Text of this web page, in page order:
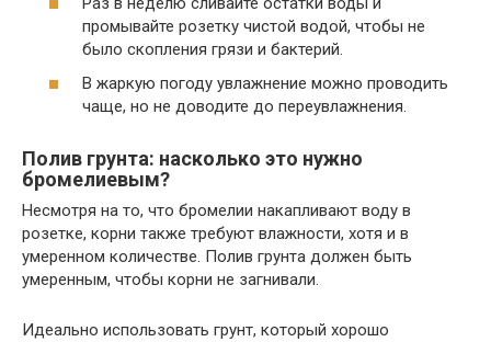
промывайте розетку чистой водой, чтобы не
было скопления грязи и бактерий.
В жаркую погоду увлажнение можно проводить
чаще, но не доводите до переувлажнения.
Полив грунта: насколько это нужно
бромелиевым?
Несмотря на то, что бромелии накапливают воду в
розетке, корни также требуют влажности, хотя и в
умеренном количестве. Полив грунта должен быть
умеренным, чтобы корни не загнивали.
Идеально использовать грунт, который хорошо